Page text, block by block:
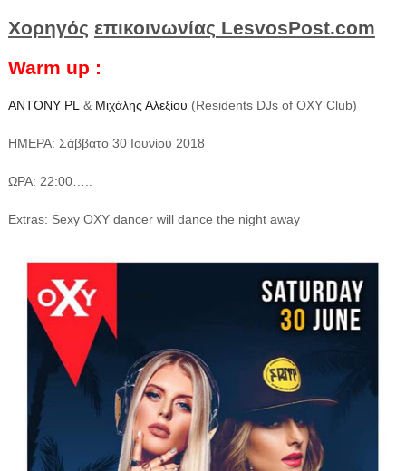
Χορηγός επικοινωνίας LesvosPost.com
Warm up :
ANTONY PL & Μιχάλης Αλεξίου (Residents DJs of OXY Club)
ΗΜΕΡΑ: Σάββατο 30 Ιουνίου 2018
ΩΡΑ: 22:00…..
Extras: Sexy OXY dancer will dance the night away